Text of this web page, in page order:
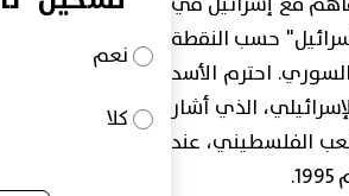
إسرائيل" حسب النقطة
احترم الأسد
الذي أشار
الفلسطيني، عند
نعم
كلا